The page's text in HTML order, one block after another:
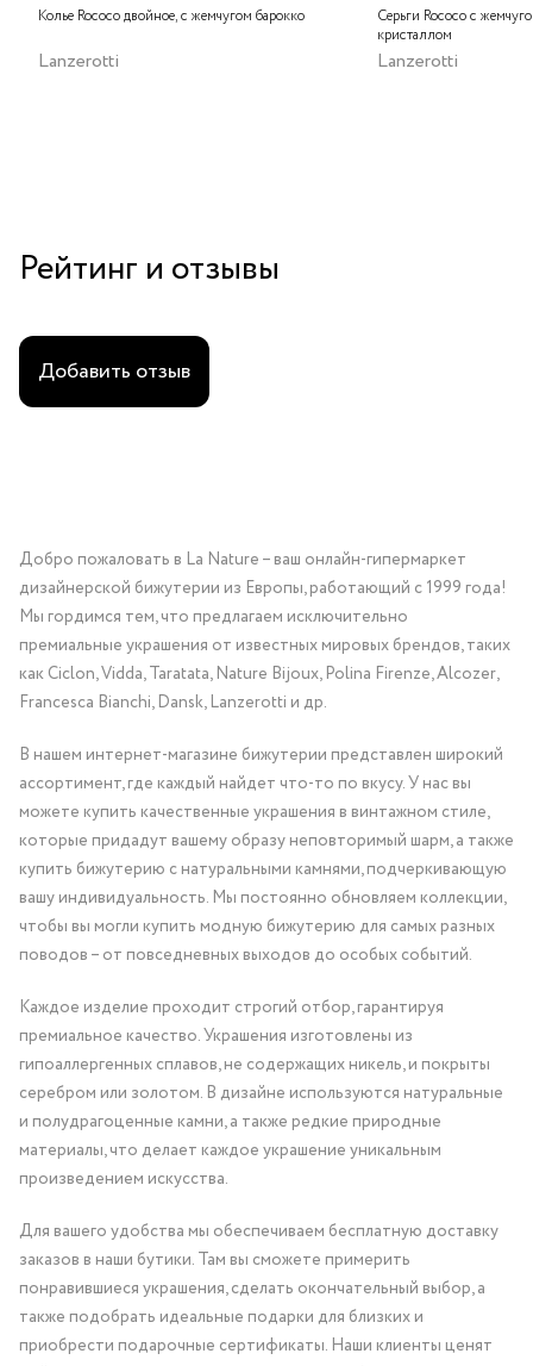
Колье Rococo двойное, с жемчугом барокко
Lanzerotti
Серьги Rococo с
кристаллом
Lanzerotti
Рейтинг и отзывы
Добавить отзыв
Добро пожаловать в La Nature – ваш онлайн-гипермаркет
дизайнерской бижутерии из Европы, работающий с 1999 года!
Мы гордимся тем, что предлагаем исключительно
премиальные украшения от известных мировых брендов, таких
как Ciclon, Vidda, Taratata, Nature Bijoux, Polina Firenze, Alcozer,
Francesca Bianchi, Dansk, Lanzerotti и др.
В нашем интернет-магазине бижутерии представлен широкий
ассортимент, где каждый найдет что-то по вкусу. У нас вы
можете купить качественные украшения в винтажном стиле,
которые придадут вашему образу неповторимый шарм, а также
купить бижутерию с натуральными камнями, подчеркивающую
вашу индивидуальность. Мы постоянно обновляем коллекции,
чтобы вы могли купить модную бижутерию для самых разных
поводов – от повседневных выходов до особых событий.
Каждое изделие проходит строгий отбор, гарантируя
премиальное качество. Украшения изготовлены из
гипоаллергенных сплавов, не содержащих никель, и покрыты
серебром или золотом. В дизайне используются натуральные
и полудрагоценные камни, а также редкие природные
материалы, что делает каждое украшение уникальным
произведением искусства.
Для вашего удобства мы обеспечиваем бесплатную доставку
заказов в наши бутики. Там вы сможете примерить
понравившиеся украшения, сделать окончательный выбор, а
также подобрать идеальные подарки для близких и
приобрести подарочные сертификаты. Наши клиенты ценят